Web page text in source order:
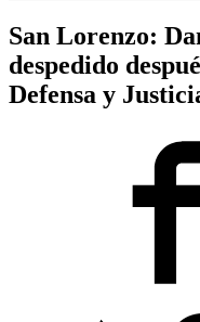
San Lorenzo:
despedido
Defensa y